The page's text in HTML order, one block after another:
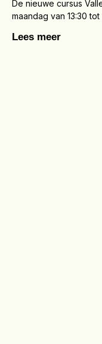
De nieuwe cursus
maandag van 13:30
Lees meer